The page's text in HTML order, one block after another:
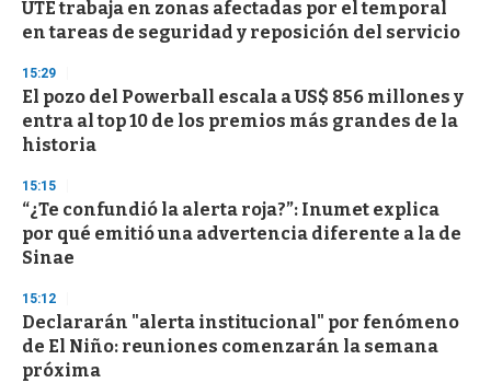
UTE trabaja en zonas afectadas por el temporal
en tareas de seguridad y reposición del servicio
15:29
El pozo del Powerball escala a US$ 856 millones y
entra al top 10 de los premios más grandes de la
historia
15:15
“¿Te confundió la alerta roja?”: Inumet explica
por qué emitió una advertencia diferente a la de
Sinae
15:12
Declararán "alerta institucional" por fenómeno
de El Niño: reuniones comenzarán la semana
próxima